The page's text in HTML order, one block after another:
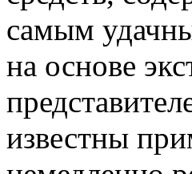
самым
на основе
известны